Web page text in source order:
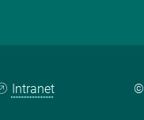
Intranet ©